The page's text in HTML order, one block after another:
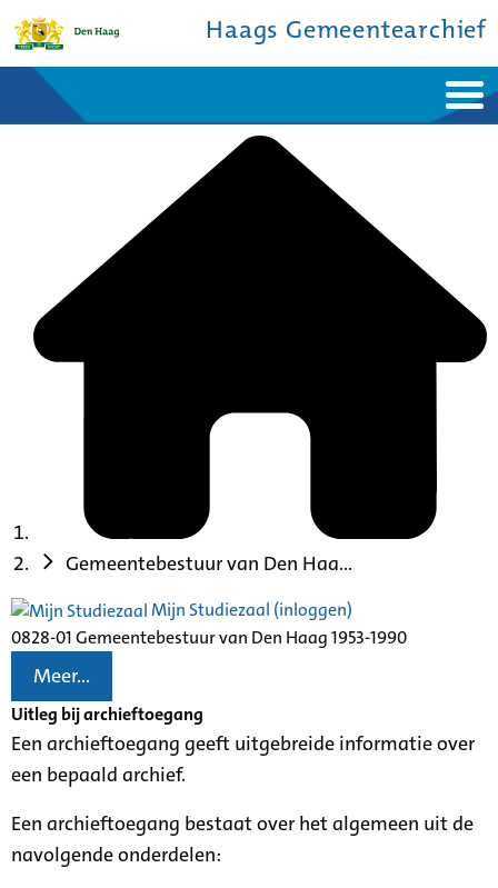
Haags Gemeentearchief
Bronnen en collecties
Gemeentebestuur van Den Haa...
Mijn Studiezaal (inloggen)
0828-01 Gemeentebestuur van Den Haag 1953-1990
Meer...
Uitleg bij archieftoegang
Een archieftoegang geeft uitgebreide informatie over
een bepaald archief.
Een archieftoegang bestaat over het algemeen uit de
navolgende onderdelen: